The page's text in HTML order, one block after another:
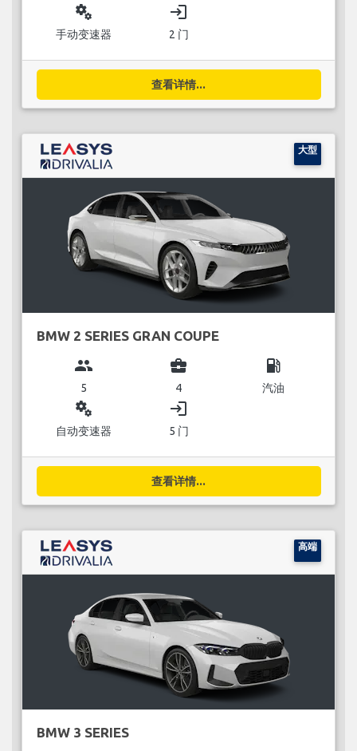
miscellaneous_services
手动变速器
login
2 门
查看详情...
大型
BMW 2 SERIES GRAN COUPE
group
5
business_center
4
local_gas_station
汽油
miscellaneous_services
自动变速器
login
5 门
查看详情...
高端
BMW 3 SERIES